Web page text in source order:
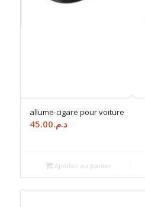
allume-cigare pour voiture
د.م.45.00
Ajouter au panier